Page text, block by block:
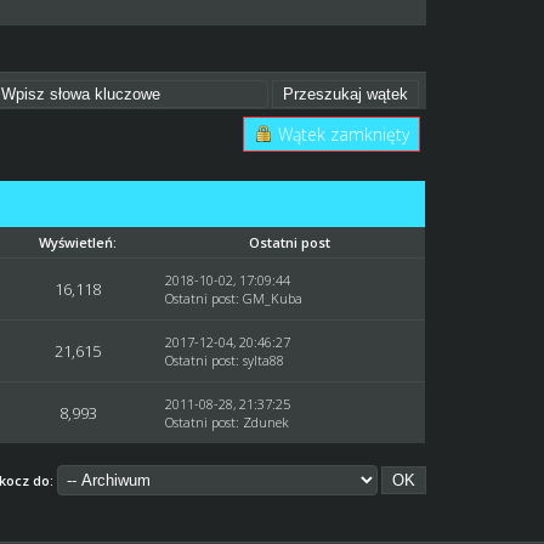
Wątek zamknięty
Wyświetleń: Ostatni post
16,118
2018-10-02, 17:09:44
Ostatni post:GM_Kuba
21,615
2017-12-04, 20:46:27
Ostatni post:sylta88
8,993
2011-08-28, 21:37:25
Ostatni post: Zdunek
do: